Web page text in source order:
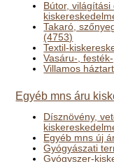
Bútor,
Takaró,
(4753)
Textil-
Vasáru-,
Villamos
Egyéb mns áru
Dísznövény,
Egyéb mns új
Gyógyászati
Gyógyszer-